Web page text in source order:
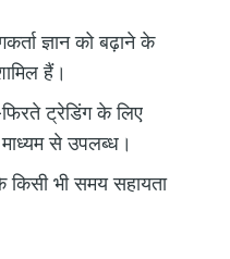
ज्ञान को बढ़ाने के
हैं।
ट्रेडिंग के लिए
से उपलब्ध।
किसी भी समय सहायता